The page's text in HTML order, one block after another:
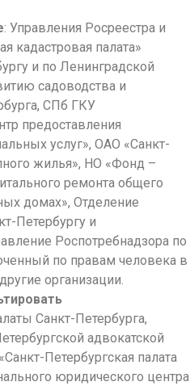
: Управления Росреестра и
кадастровая палата»
и по Ленинградской
садоводства и
СПб ГКУ
предоставления
услуг», ОАО «Санкт-
жилья», НО «Фонд –
ремонта общего
домах», Отделение
Петербургу и
Роспотребнадзора по
по правам человека в
организации.
Санкт-Петербурга,
адвокатской
Петербургская палата
юридического центра